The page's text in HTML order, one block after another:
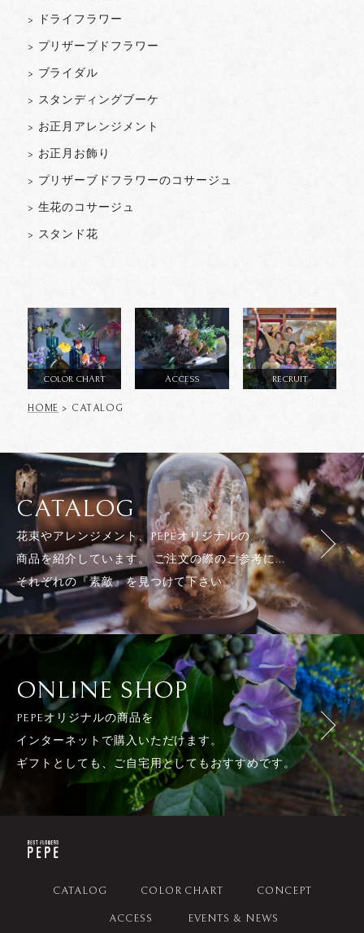
> ドライフラワー
> プリザーブドフラワー
> ブライダル
> スタンディングブーケ
> お正月アレンジメント
> お正月お飾り
> プリザーブドフラワーのコサージュ
> 生花のコサージュ
> スタンド花
COLOR CHART ACCESS RECRUIT
HOME > CATALOG
CATALOG
花束やアレンジメント、PEPEオリジナルの
商品を紹介しています。 ご注文の際のご参考に...
それぞれの『素敵』を見つけて下さい。
ONLINE SHOP
PEPEオリジナルの商品を
インターネットで購入いただけます。
ギフトとしても、ご自宅用としてもおすすめです。
CATALOG COLOR CHART CONCEPT
ACCESS EVENTS & NEWS